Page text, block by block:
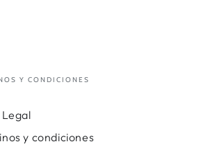
Y CONDICIONES
Legal
y condiciones